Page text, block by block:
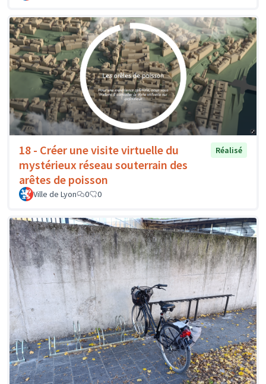
18 - Créer une visite virtuelle du
mystérieux réseau souterrain des
arêtes de poisson
Réalisé
Ville de Lyon 0 0